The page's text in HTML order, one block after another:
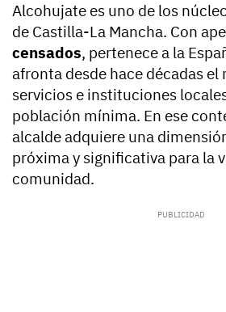
Alcohujate es uno de los
de Castilla-La Mancha. Con
censados, pertenece a la
afronta desde hace décadas
servicios e instituciones
población mínima. En ese
alcalde adquiere una
próxima y significativa para la
comunidad.